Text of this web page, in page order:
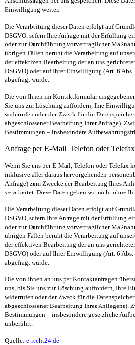
Einwilligung weiter.
Die Verarbeitung dieser Daten erfolgt auf
DSGVO, sofern Ihre Anfrage mit der Erfüllung
oder zur Durchführung vorvertraglicher
übrigen Fällen beruht die Verarbeitung auf
der effektiven Bearbeitung der an uns
DSGVO) oder auf Ihrer Einwilligung (Art. 6 Abs.
abgefragt wurde.
Die von Ihnen im Kontaktformular
Sie uns zur Löschung auffordern, Ihre
widerrufen oder der Zweck für die
abgeschlossener Bearbeitung Ihrer Anfrage).
Bestimmungen – insbesondere
Anfrage per E-Mail, Telefon oder Telefax
Wenn Sie uns per E-Mail, Telefon oder Telefax
inklusive aller daraus hervorgehenden
Anfrage) zum Zwecke der Bearbeitung Ihres
verarbeitet. Diese Daten geben wir nicht ohne
Die Verarbeitung dieser Daten erfolgt auf
DSGVO, sofern Ihre Anfrage mit der Erfüllung
oder zur Durchführung vorvertraglicher
übrigen Fällen beruht die Verarbeitung auf
der effektiven Bearbeitung der an uns
DSGVO) oder auf Ihrer Einwilligung (Art. 6 Abs.
abgefragt wurde.
Die von Ihnen an uns per Kontaktanfragen
uns, bis Sie uns zur Löschung auffordern, Ihre
widerrufen oder der Zweck für die
abgeschlossener Bearbeitung Ihres Anliegens).
Bestimmungen – insbesondere gesetzliche
unberührt.
Quelle: e-recht24.de